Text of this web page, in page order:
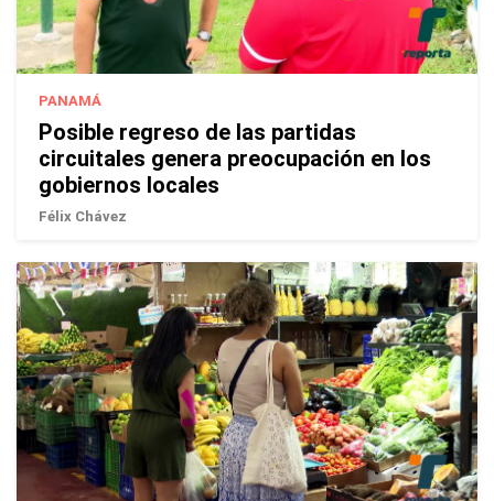
PANAMÁ
Posible regreso de las partidas
circuitales genera preocupación en los
gobiernos locales
Félix Chávez